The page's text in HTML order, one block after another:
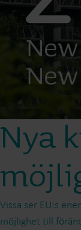
Nya
Vissa ser EU:s
möjlighet till